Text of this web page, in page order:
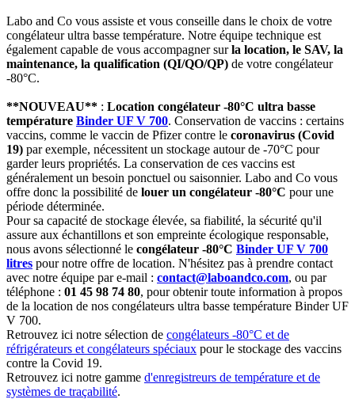
Labo and Co vous assiste et vous conseille dans le choix de votre
congélateur ultra basse température. Notre équipe technique est
également capable de vous accompagner surla location, le SAV, la
maintenance, la qualification (QI/QO/QP) de votre congélateur
-80°C.
**NOUVEAU** : Location congélateur -80°C ultra basse
température Binder UF V 700. Conservation de vaccins : certains
vaccins, comme le vaccin de Pfizer contre le coronavirus (Covid
19) par exemple, nécessitent un stockage autour de -70°C pour
garder leurs propriétés. La conservation de ces vaccins est
généralement un besoin ponctuel ou saisonnier. Labo and Co vous
offre donc la possibilité de louer un congélateur -80°C pour une
période déterminée.
Pour sa capacité de stockage élevée, sa fiabilité, la sécurité qu'il
assure aux échantillons et son empreinte écologique responsable,
nous avons sélectionné le congélateur -80°C Binder UF V 700
litres pour notre offre de location. N'hésitez pas à prendre contact
avec notre équipe par e-mail : contact@laboandco.com, ou par
téléphone : 01 45 98 74 80, pour obtenir toute information à propos
de la location de nos congélateurs ultra basse température Binder UF
V 700.
Retrouvez ici notre sélection de congélateurs -80°C et de
réfrigérateurs et congélateurs spéciaux pour le stockage des vaccins
contre la Covid 19.
Retrouvez ici notre gamme d'enregistreurs de température et de
systèmes de traçabilité.